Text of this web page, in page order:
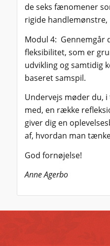
de seks fænomener
rigide
Modul 4: Gennemgår
fleksibilitet, som er
udvikling og samtidig
baseret samspil.
Undervejs møder du,
med, en række
giver dig en
af, hvordan man
God fornøjelse!
Anne Agerbo